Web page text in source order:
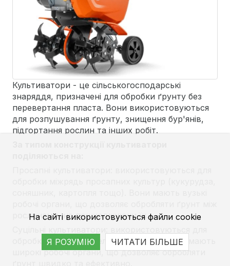
Культиватори - це сільськогосподарські
знаряддя, призначені для обробки ґрунту без
перевертання пласта. Вони використовуються
для розпушування ґрунту, знищення бур'янів,
підгортання рослин та інших робіт.
рослинами, не пошкоджуючи їх.
обробки ґрунту на великих площах. Вони мають
широкі робочі органи, що дозволяє обробляти
На сайті використовуються файли cookie
Я РОЗУМІЮ ЧИТАТИ БІЛЬШЕ